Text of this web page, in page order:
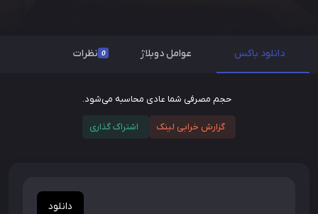
دانلود باکس عوامل دوبلاژ 0 نظرات
حجم مصرفی شما عادی محاسبه می‌شود.
گزارش خرابی لینک اشتراک گذاری
دانلود